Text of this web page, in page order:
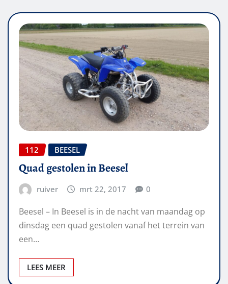
112 BEESEL
Quad gestolen in Beesel
ruiver mrt 22, 2017 0
Beesel – In Beesel is in de nacht van maandag op
dinsdag een quad gestolen vanaf het terrein van
een…
LEES MEER